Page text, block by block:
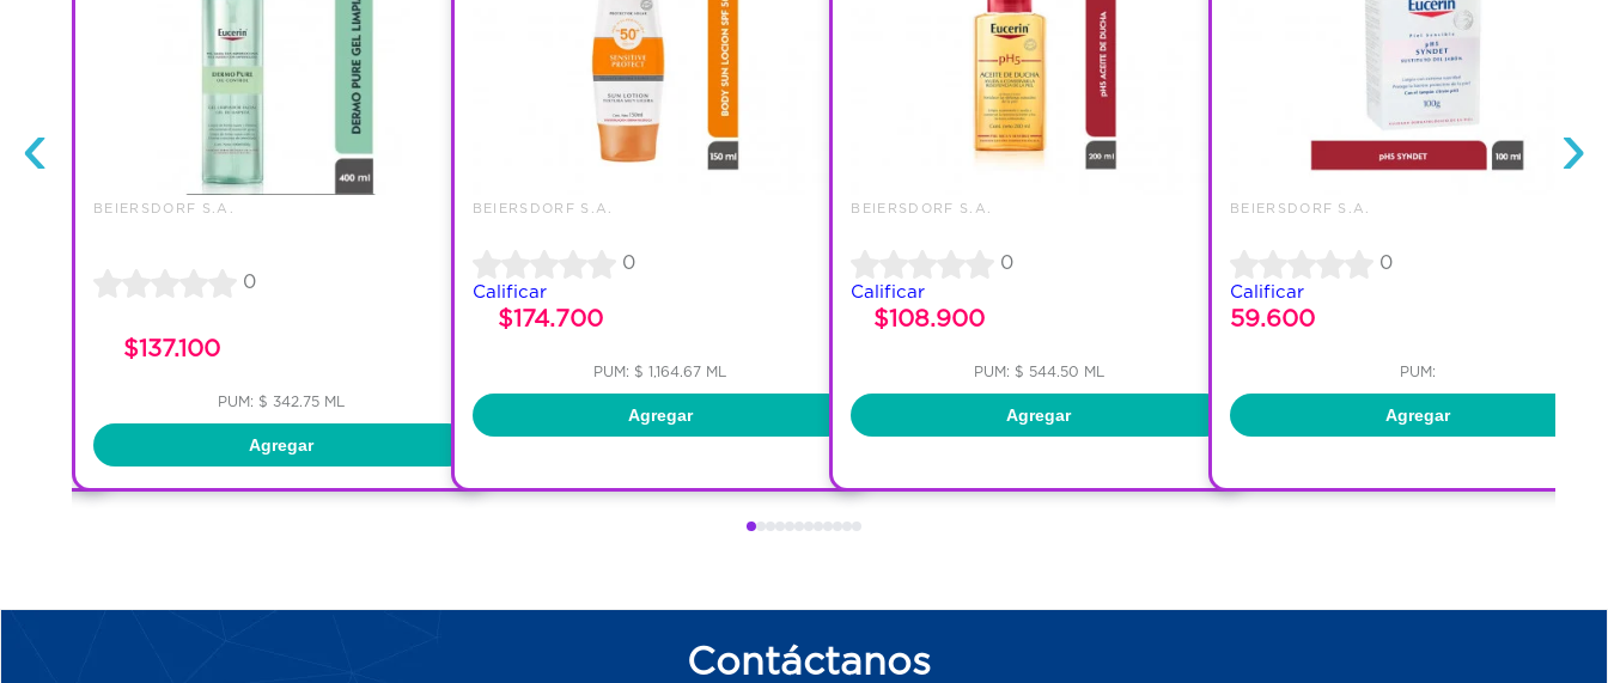
‹
BEIERSDORF S.A.
0
$137.100
PUM: $ 342.75 ML
Agregar
BEIERSDORF S.A.
0
Calificar
$174.700
PUM: $ 1,164.67 ML
Agregar
BEIERSDORF S.A.
0
Calificar
$108.900
PUM: $ 544.50 ML
Agregar
BEIERSDORF S.A.
0
Calificar
59.600
PUM:
Agregar
›
Contáctanos